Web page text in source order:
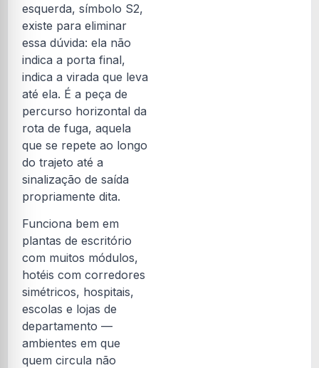
esquerda, símbolo S2,
existe para eliminar
essa dúvida: ela não
indica a porta final,
indica a virada que leva
até ela. É a peça de
percurso horizontal da
rota de fuga, aquela
que se repete ao longo
do trajeto até a
sinalização de saída
propriamente dita.
Funciona bem em
plantas de escritório
com muitos módulos,
hotéis com corredores
simétricos, hospitais,
escolas e lojas de
departamento —
ambientes em que
quem circula não